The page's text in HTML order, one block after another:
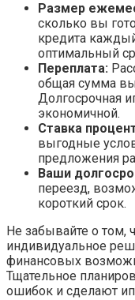
Размер
сколько вы
кредита
оптимальный
Переплата:
общая сумма
Долгосрочная
экономичной.
Ставка
выгодные
предложения
Ваши
переезд,
короткий срок.
Не забывайте о том,
индивидуальное
финансовых
Тщательное
ошибок и сделают